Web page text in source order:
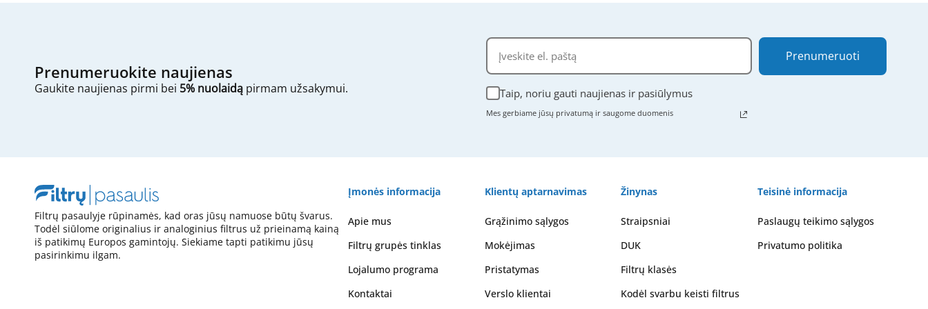
Prenumeruokite naujienas
Gaukite naujienas pirmi bei 5% nuolaidą pirmam užsakymui. Taip, noriu gauti naujienas ir pasiūlymus
Mes gerbiame jūsų privatumą ir saugome duomenis
Prenumeruoti
Filtrų pasaulyje rūpinamės, kad oras jūsų namuose būtų švarus.
Todėl siūlome originalius ir analoginius filtrus už prieinamą kainą
iš patikimų Europos gamintojų. Siekiame tapti patikimu jūsų
pasirinkimu ilgam.
Įmonės informacija
Apie mus
Filtrų grupės tinklas
Lojalumo programa
Kontaktai
Klientų aptarnavimas
Grąžinimo sąlygos
Mokėjimas
Pristatymas
Verslo klientai
Žinynas
Straipsniai
DUK
Filtrų klasės
Kodėl svarbu keisti filtrus
Teisinė informacija
Paslaugų teikimo sąlygos
Privatumo politika